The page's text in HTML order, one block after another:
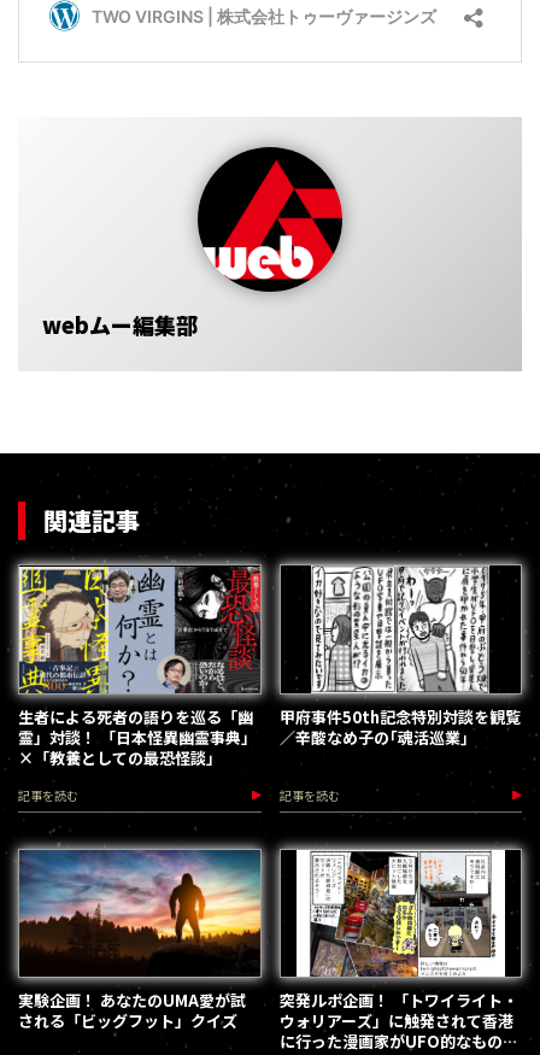
webムー編集部
関連記事
生者による死者の語りを巡る「幽
霊」対談！ 「日本怪異幽霊事典」
×「教養としての最恐怪談」
記事を読む
甲府事件50th記念特別対談を観覧
／辛酸なめ子の｢魂活巡業｣
記事を読む
実験企画！ あなたのUMA愛が試
される「ビッグフット」クイズ
突発ルポ企画！ 「トワイライト・
ウォリアーズ」に触発されて香港
に行った漫画家がUFO的なものを